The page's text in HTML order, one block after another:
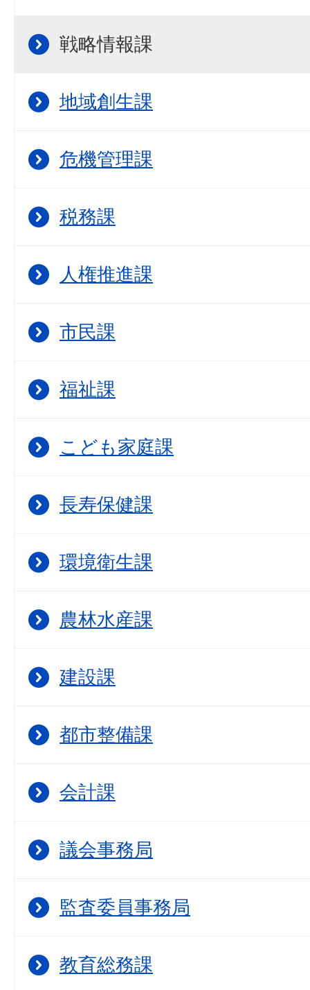
戦略情報課
地域創生課
危機管理課
税務課
人権推進課
市民課
福祉課
こども家庭課
長寿保健課
環境衛生課
農林水産課
建設課
都市整備課
会計課
議会事務局
監査委員事務局
教育総務課